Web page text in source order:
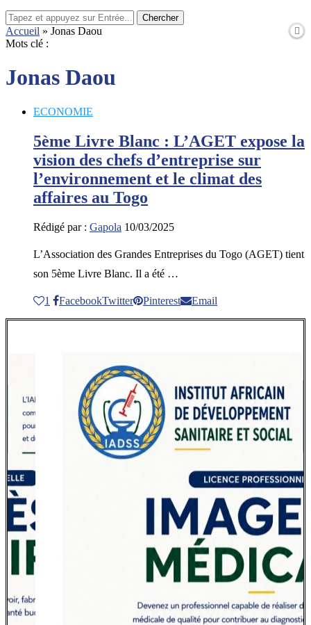
Chercher
Accueil » Jonas Daou
Mots clé :
Jonas Daou
ECONOMIE
5ème Livre Blanc : L’AGET expose la
vision des chefs d’entreprise sur
l’environnement et le climat des
affaires au Togo
Rédigé par : Gapola 10/03/2025
L’Association des Grandes Entreprises du Togo (AGET) tient
son 5ème Livre Blanc. Il a été …
1 FacebookTwitter Pinterest Email